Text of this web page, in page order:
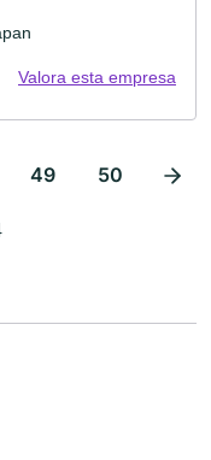
Valora esta empresa
49 50